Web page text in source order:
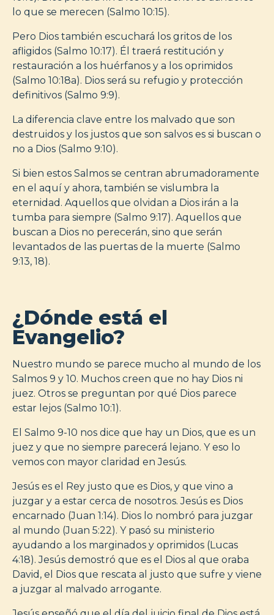
lo que se merecen (Salmo 10:15).
Pero Dios también escuchará los gritos de los
afligidos (Salmo 10:17). Él traerá restitución y
restauración a los huérfanos y a los oprimidos
(Salmo 10:18a). Dios será su refugio y protección
definitivos (Salmo 9:9).
La diferencia clave entre los malvado que son
destruidos y los justos que son salvos es si buscan o
no a Dios (Salmo 9:10).
Si bien estos Salmos se centran abrumadoramente
en el aquí y ahora, también se vislumbra la
eternidad. Aquellos que olvidan a Dios irán a la
tumba para siempre (Salmo 9:17). Aquellos que
buscan a Dios no perecerán, sino que serán
levantados de las puertas de la muerte (Salmo
9:13, 18).
¿Dónde está el
Evangelio?
Nuestro mundo se parece mucho al mundo de los
Salmos 9 y 10. Muchos creen que no hay Dios ni
juez. Otros se preguntan por qué Dios parece
estar lejos (Salmo 10:1).
El Salmo 9-10 nos dice que hay un Dios, que es un
juez y que no siempre parecerá lejano. Y eso lo
vemos con mayor claridad en Jesús.
Jesús es el Rey justo que es Dios, y que vino a
juzgar y a estar cerca de nosotros. Jesús es Dios
encarnado (Juan 1:14). Dios lo nombró para juzgar
al mundo (Juan 5:22). Y pasó su ministerio
ayudando a los marginados y oprimidos (Lucas
4:18). Jesús demostró que es el Dios al que oraba
David, el Dios que rescata al justo que sufre y viene
a juzgar al malvado arrogante.